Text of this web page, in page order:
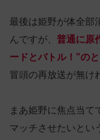
最後は姫野が体全部
んですが、 普通に原
ードとバトル！”の
冒頭の再放送が無け
まあ姫野に焦点当て
マッチさせたいとい